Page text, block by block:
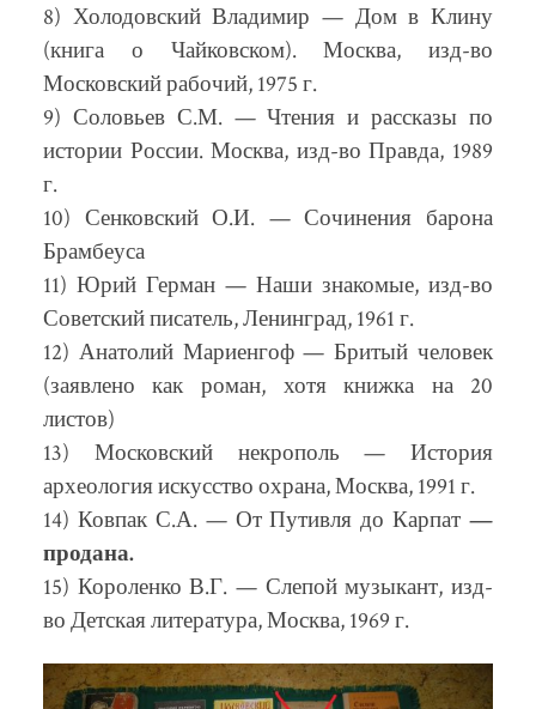
8) Холодовский Владимир — Дом в Клину
(книга о Чайковском). Москва, изд-во
Московский рабочий, 1975 г.
9) Соловьев С.М. — Чтения и рассказы по
истории России. Москва, изд-во Правда, 1989
г.
10) Сенковский О.И. — Сочинения барона
Брамбеуса
11) Юрий Герман — Наши знакомые, изд-во
Советский писатель, Ленинград, 1961 г.
12) Анатолий Мариенгоф — Бритый человек
(заявлено как роман, хотя книжка на 20
листов)
13) Московский некрополь — История
археология искусство охрана, Москва, 1991 г.
14) Ковпак С.А. — От Путивля до Карпат—
продана.
15) Короленко В.Г. — Слепой музыкант, изд-
во Детская литература, Москва, 1969 г.